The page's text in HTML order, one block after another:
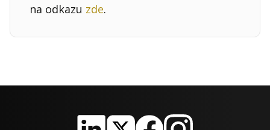
na odkazu zde.